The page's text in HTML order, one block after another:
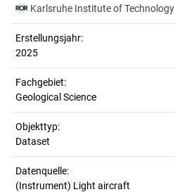
Karlsruhe Institute of Technology
Erstellungsjahr:
2025
Fachgebiet:
Geological Science
Objekttyp:
Dataset
Datenquelle:
(Instrument) Light aircraft